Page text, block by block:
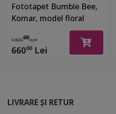
Fototapet Bumble Bee,
Komar, model floral
grafic cu accente
metalice aurii, 400x280
cm
132000Lei
66000Lei
LIVRARE ȘI RETUR